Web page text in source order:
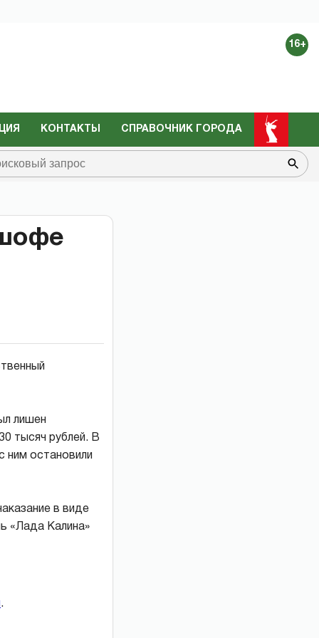
16+
КОНТАКТЫ СПРАВОЧНИК ГОРОДА
лишен
тысяч рублей. В
ним остановили
в виде
«Лада Калина»
.